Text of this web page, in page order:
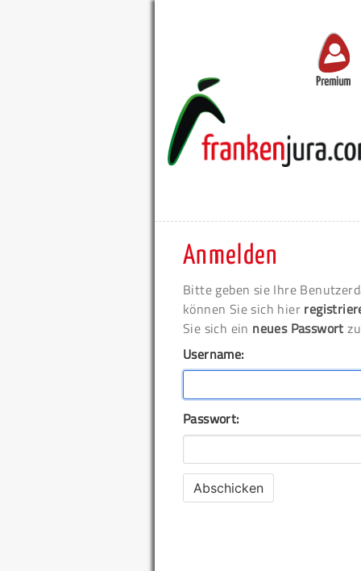
Premium
Anmelden
Bitte geben sie Ihre
können Sie sich hier
Sie sich ein neues Passwort
Username:
Passwort: